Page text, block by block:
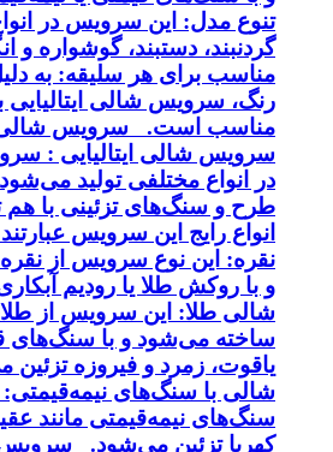
تنوع مدل: این سرویس در
گردنبند، دستبند، گوشواره و
مناسب برای هر سلیقه: به
رنگ، سرویس شالی ایتالیایی
مناسب است. سرویس شالی
سرویس شالی ایتالیایی :
در انواع مختلفی تولید
طرح و سنگ‌های تزئینی با هم
انواع رایج این سرویس
و با روکش طلا یا رودیم
ساخته می‌شود و با سنگ‌های
یاقوت، زمرد و فیروزه
شالی با سنگ‌های
سنگ‌های نیمه‌قیمتی مانند
کهربا تزئین می‌شود.